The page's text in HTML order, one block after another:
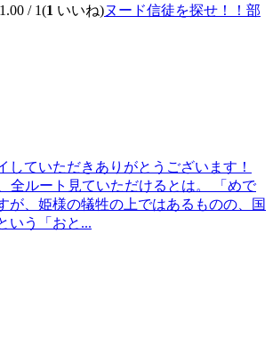
(1 いいね)ヌード信徒を探せ！！部
していただきありがとうございます！
全ルート見ていただけるとは。 「めで
が、姫様の犠牲の上ではあるものの、国
いう「おと...